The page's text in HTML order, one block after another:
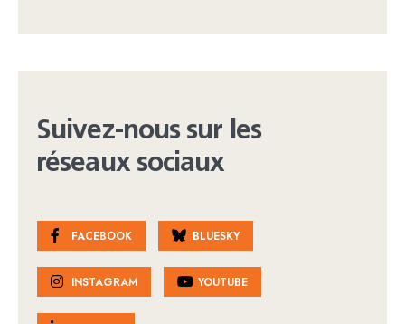
Suivez-nous sur les
réseaux sociaux
FACEBOOK BLUESKY
INSTAGRAM YOUTUBE